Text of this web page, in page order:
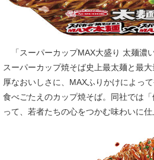
「スーパーカップMAX大盛り 太麺濃
スーパーカップ焼そば史上最太麺と最
厚なおいしさに、MAXふりかけによっ
食べごたえのカップ焼そば。同社では
って、若者たちの心をつかむ味わいに仕